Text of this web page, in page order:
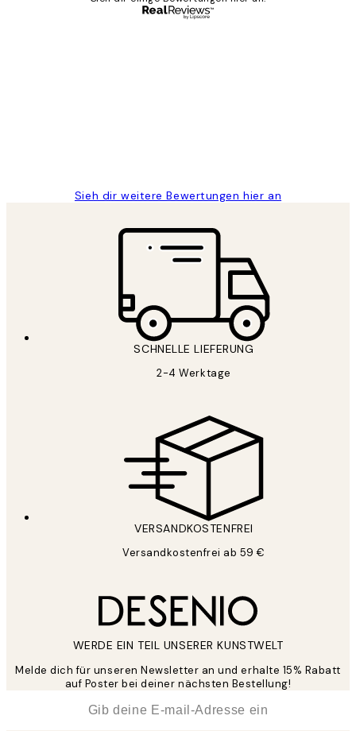
Sieh dir weitere Bewertungen hier an
SCHNELLE LIEFERUNG
2-4 Werktage
VERSANDKOSTENFREI
Versandkostenfrei ab 59 €
WERDE EIN TEIL UNSERER KUNSTWELT
Melde dich für unseren Newsletter an und erhalte 15% Rabatt
auf Poster bei deiner nächsten Bestellung!